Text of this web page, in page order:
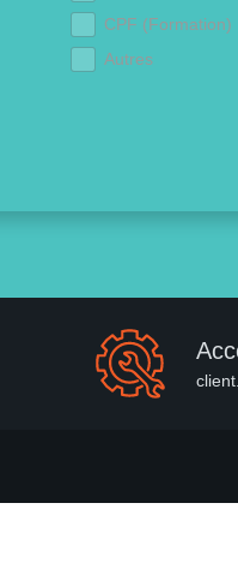
CPF (Formation)
Autres